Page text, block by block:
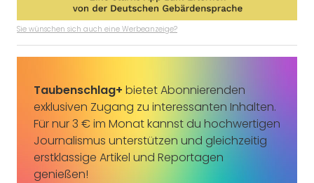
Sie wünschen sich auch eine Werbeanzeige?
Taubenschlag+ bietet Abonnierenden
exklusiven Zugang zu interessanten Inhalten.
Für nur 3 € im Monat kannst du hochwertigen
Journalismus unterstützen und gleichzeitig
erstklassige Artikel und Reportagen
genießen!